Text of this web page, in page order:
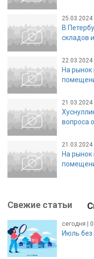
25.03.2024
В
складов
22.03.2024
На
21.03.2024
вопроса
21.03.2024
На
Свежие статьи
сегодня |
Июль